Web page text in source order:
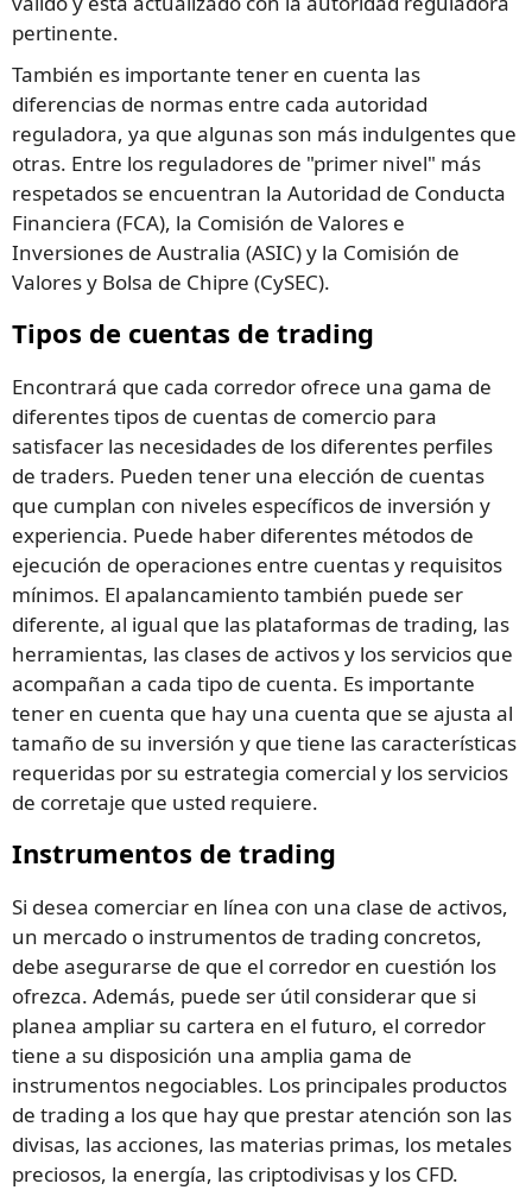
pertinente.
También es importante tener en cuenta las
diferencias de normas entre cada autoridad
reguladora, ya que algunas son más indulgentes que
otras. Entre los reguladores de "primer nivel" más
respetados se encuentran la Autoridad de Conducta
Financiera (FCA), la Comisión de Valores e
Inversiones de Australia (ASIC) y la Comisión de
Valores y Bolsa de Chipre (CySEC).
Tipos de cuentas de trading
Encontrará que cada corredor ofrece una gama de
diferentes tipos de cuentas de comercio para
satisfacer las necesidades de los diferentes perfiles
de traders. Pueden tener una elección de cuentas
que cumplan con niveles específicos de inversión y
experiencia. Puede haber diferentes métodos de
ejecución de operaciones entre cuentas y requisitos
mínimos. El apalancamiento también puede ser
diferente, al igual que las plataformas de trading, las
herramientas, las clases de activos y los servicios que
acompañan a cada tipo de cuenta. Es importante
tener en cuenta que hay una cuenta que se ajusta al
tamaño de su inversión y que tiene las características
requeridas por su estrategia comercial y los servicios
de corretaje que usted requiere.
Instrumentos de trading
Si desea comerciar en línea con una clase de activos,
un mercado o instrumentos de trading concretos,
debe asegurarse de que el corredor en cuestión los
ofrezca. Además, puede ser útil considerar que si
planea ampliar su cartera en el futuro, el corredor
tiene a su disposición una amplia gama de
instrumentos negociables. Los principales productos
de trading a los que hay que prestar atención son las
divisas, las acciones, las materias primas, los metales
preciosos, la energía, las criptodivisas y los CFD.